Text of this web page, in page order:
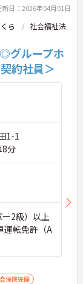
新日：2026年04月01日
ら
社会福祉法
グループホ
約社員＞
1-1
8分
2級）以上
転免許（A
保険完備